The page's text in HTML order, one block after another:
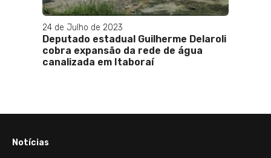
24 de Julho de 2023
Deputado estadual Guilherme Delaroli
cobra expansão da rede de água
canalizada em Itaboraí
Notícias